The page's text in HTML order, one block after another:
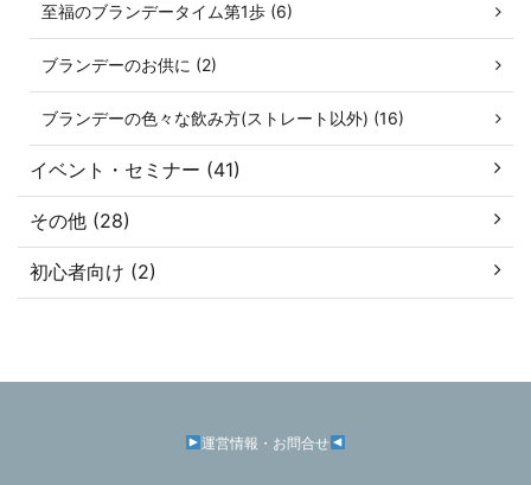
至福のブランデータイム第1歩 (6)
ブランデーのお供に (2)
ブランデーの色々な飲み方(ストレート以外) (16)
イベント・セミナー (41)
その他 (28)
初心者向け (2)
運営情報・お問合せ